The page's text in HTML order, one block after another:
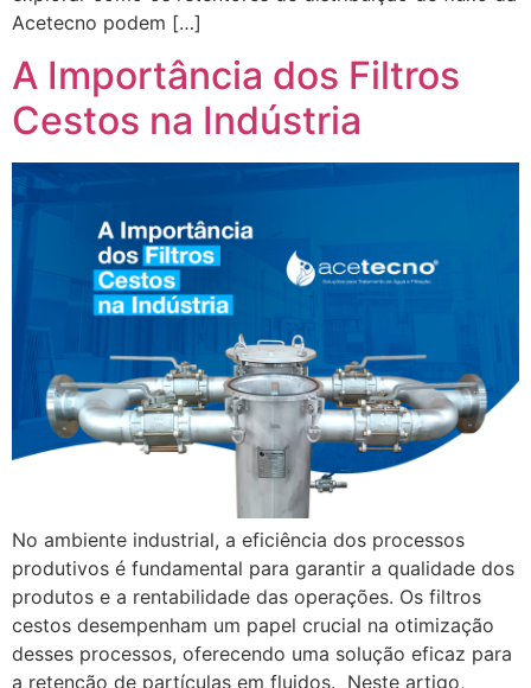
Acetecno podem […]
A Importância dos Filtros
Cestos na Indústria
No ambiente industrial, a eficiência dos processos
produtivos é fundamental para garantir a qualidade dos
produtos e a rentabilidade das operações. Os filtros
cestos desempenham um papel crucial na otimização
desses processos, oferecendo uma solução eficaz para
a retenção de partículas em fluidos. Neste artigo,